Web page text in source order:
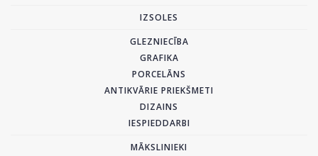
IZSOLES
GLEZNIECĪBA
GRAFIKA
PORCELĀNS
ANTIKVĀRIE PRIEKŠMETI
DIZAINS
IESPIEDDARBI
MĀKSLINIEKI